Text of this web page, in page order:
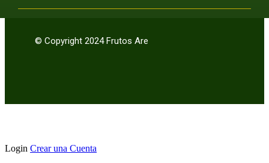
© Copyright 2024 Frutos Are
Login Crear una Cuenta